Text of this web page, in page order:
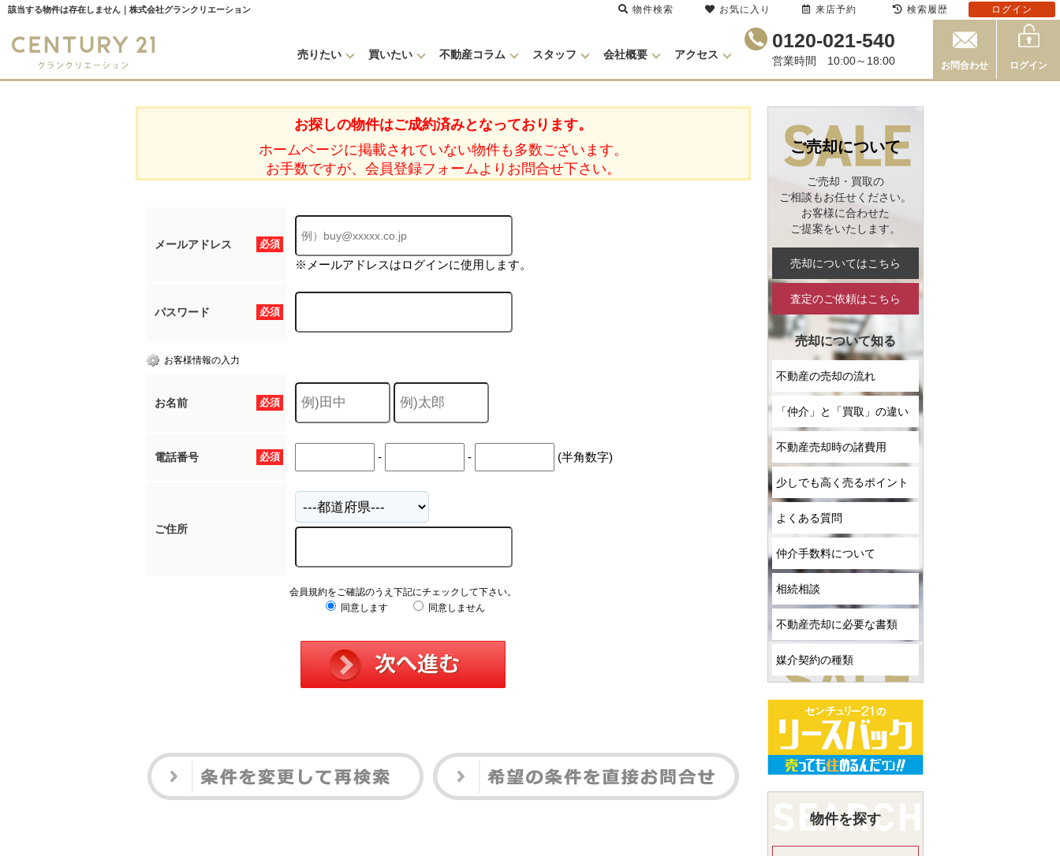
該当する物件は存在しません｜株式会社グランクリエーション
売りたい 買いたい 不動産コラム スタッフ 会社概要 アクセス
0120-021-540
営業時間 10:00～18:00 お問合わせ ログイン
お探しの物件はご成約済みとなっております。
ホームページに掲載されていない物件も多数ございます。
お手数ですが、会員登録フォームよりお問合せ下さい。
必須
メールアドレス
※メールアドレスはログインに使用します。
必須
パスワード
お客様情報の入力
必須
お名前
必須
電話番号 - - (半角数字)
ご住所
会員規約をご確認のうえ下記にチェックして下さい。
同意します
同意しません
ご売却について
ご売却・買取の
ご相談もお任せください。
お客様に合わせた
ご提案をいたします。
売却についてはこちら
査定のご依頼はこちら
売却について知る
不動産の売却の流れ
「仲介」と「買取」の違い
不動産売却時の諸費用
少しでも高く売るポイント
よくある質問
仲介手数料について
相続相談
不動産売却に必要な書類
媒介契約の種類
物件を探す
物件検索 お気に入り 来店予約 検索履歴 ログイン